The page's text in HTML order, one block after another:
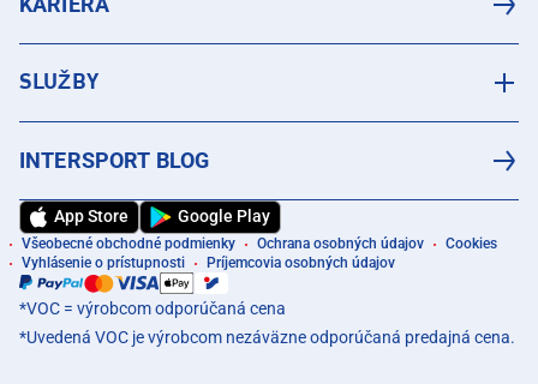
SLUŽBY
INTERSPORT BLOG
App Store Google Play
Všeobecné obchodné podmienky Ochrana osobných údajov
Cookies
Vyhlásenie o prístupnosti
Príjemcovia osobných údajov
*VOC = výrobcom odporúčaná cena
*Uvedená VOC je výrobcom nezáväzne odporúčaná predajná cena.